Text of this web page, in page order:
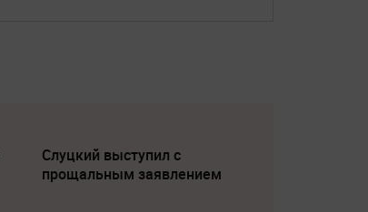
Слуцкий выступил с
прощальным заявлением